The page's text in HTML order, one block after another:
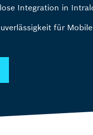
Integration in
für